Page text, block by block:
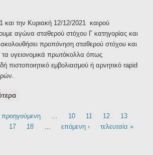
και την Κυριακή 12/12/2021 καιρού
αγώνα σταθερού στόχου Γ κατηγορίας και
προπόνηση σταθερού στόχου και
υγειονομικά πρωτόκολλα όπως
πιστοποιητικό εμβολιασμού ή αρνητικό rapid
για Αγώνες πιστολίου σταθερού στόχου 11-
προηγούμενη 10 11 12
13
17 18 επόμενη › τελευταία »